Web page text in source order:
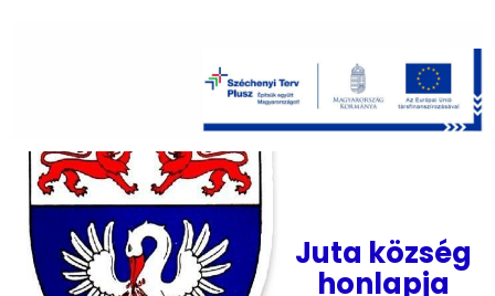
content
Juta község
honlapja